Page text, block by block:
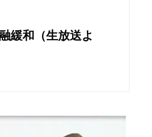
緩和（生放送よ